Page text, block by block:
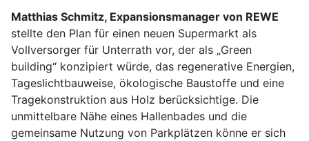
Matthias Schmitz, Expansionsmanager von REWE
stellte den Plan für einen neuen Supermarkt als
Vollversorger für Unterrath vor, der als „Green
building“ konzipiert würde, das regenerative Energien,
Tageslichtbauweise, ökologische Baustoffe und eine
Tragekonstruktion aus Holz berücksichtige. Die
unmittelbare Nähe eines Hallenbades und die
gemeinsame Nutzung von Parkplätzen könne er sich